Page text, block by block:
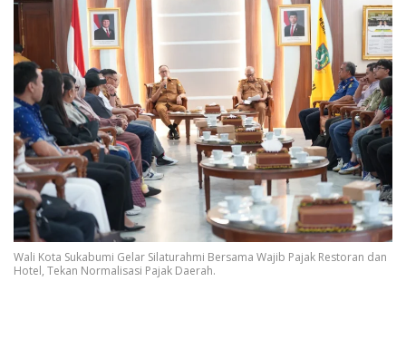
Wali Kota Sukabumi Gelar Silaturahmi Bersama Wajib Pajak Restoran dan
Hotel, Tekan Normalisasi Pajak Daerah.